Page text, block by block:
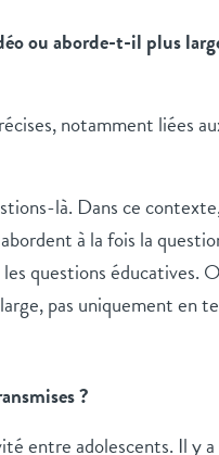
ou aborde-t-il plus
notamment liées
là. Dans ce
à la fois la
questions éducatives.
pas uniquement en
?
entre adolescents. Il y a